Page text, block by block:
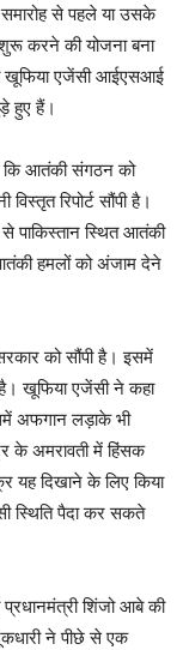
से पहले या उसके
शुरू करने की योजना बना
खूफिया एजेंसी आईएसआई
हुए हैं।
कि आतंकी संगठन को
रिपोर्ट सौंपी है।
पाकिस्तान स्थित आतंकी
हमलों को अंजाम देने
को सौंपी है। इसमें
खूफिया एजेंसी ने कहा
अफगान लड़ाके भी
के अमरावती में हिंसक
यह दिखाने के लिए किया
स्थिति पैदा कर सकते
प्रधानमंत्री शिंजो आबे की
ने पीछे से एक